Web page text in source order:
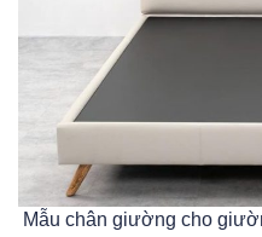
Mẫu chân giường cho